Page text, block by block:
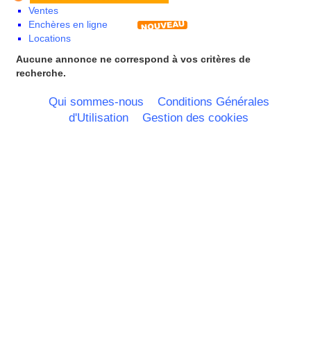
Ventes
Enchères en ligne
Locations
Aucune annonce ne correspond à vos critères de
recherche.
Qui sommes-nous
Conditions Générales
d'Utilisation
Gestion des cookies